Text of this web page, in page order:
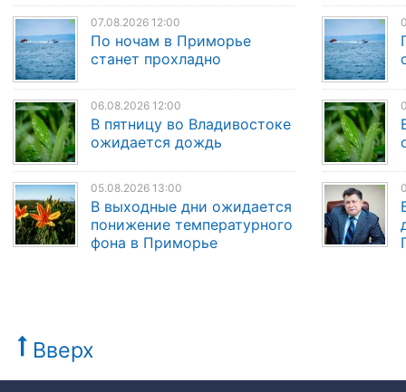
07.08.2026 12:00
По ночам в Приморье
станет прохладно
06.08.2026 12:00
В пятницу во Владивостоке
ожидается дождь
05.08.2026 13:00
В выходные дни ожидается
понижение температурного
фона в Приморье
Вверх